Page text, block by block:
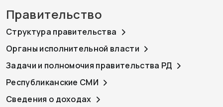
Правительство
Структура правительства
Органы исполнительной власти
Задачи и полномочия правительства РД
Республиканские СМИ
Сведения о доходах